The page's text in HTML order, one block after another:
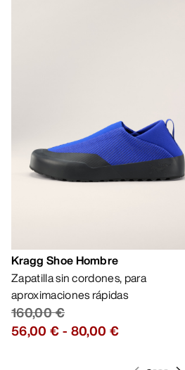
Kragg Shoe Hombre
Zapatilla sin cordones, para
aproximaciones rápidas
160,00 €
56,00 €- 80,00 €